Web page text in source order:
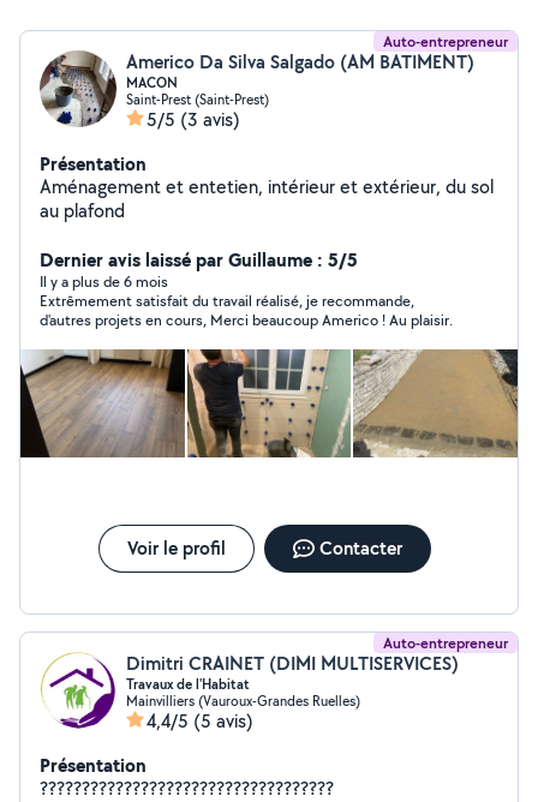
Auto-entrepreneur
Americo Da Silva Salgado (AM BATIMENT)
MACON
Saint-Prest (Saint-Prest)
5/5 (3 avis)
Présentation
Aménagement et entetien, intérieur et extérieur, du sol
au plafond
Dernier avis laissé par Guillaume : 5/5
Il y a plus de 6 mois
Extrêmement satisfait du travail réalisé, je recommande,
d'autres projets en cours, Merci beaucoup Americo ! Au plaisir.
Voir le profil Contacter
Auto-entrepreneur
Dimitri CRAINET (DIMI MULTISERVICES)
Travaux de l'Habitat
Mainvilliers (Vauroux-Grandes Ruelles)
4,4/5 (5 avis)
Présentation
???????????????????????????????????